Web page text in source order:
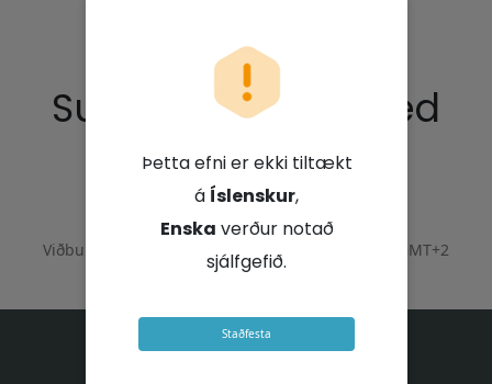
Þetta efni er ekki tiltækt
á Íslenskur,
Enska verður notað
sjálfgefið.
Staðfesta
Super Group Limited
28. nóvember 2025 - 09:00 GMT+2
Viðburður lauk þann 28. nóvember 2025 - 11:00 GMT+2